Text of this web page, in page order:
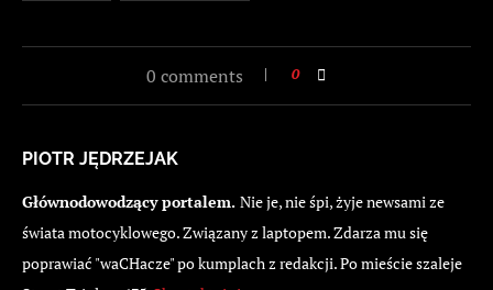
0 comments 0
PIOTR JĘDRZEJAK
Głównodowodzący portalem. Nie je, nie śpi, żyje newsami ze
świata motocyklowego. Związany z laptopem. Zdarza mu się
poprawiać "waCHacze" po kumplach z redakcji. Po mieście szaleje